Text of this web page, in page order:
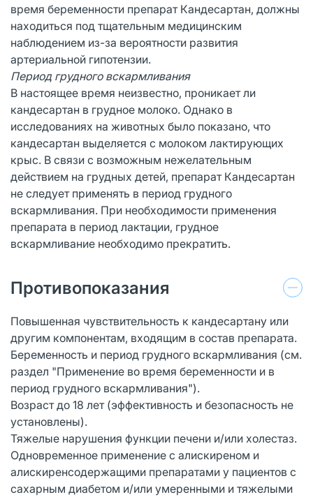
время беременности препарат Кандесартан, должны
находиться под тщательным медицинским
наблюдением из-за вероятности развития
артериальной гипотензии.
Период грудного вскармливания
В настоящее время неизвестно, проникает ли
кандесартан в грудное молоко. Однако в
исследованиях на животных было показано, что
кандесартан выделяется с молоком лактирующих
крыс. В связи с возможным нежелательным
действием на грудных детей, препарат Кандесартан
не следует применять в период грудного
вскармливания. При необходимости применения
препарата в период лактации, грудное
вскармливание необходимо прекратить.
Противопоказания
Повышенная чувствительность к кандесартану или
другим компонентам, входящим в состав препарата.
Беременность и период грудного вскармливания (см.
раздел "Применение во время беременности и в
период грудного вскармливания").
Возраст до 18 лет (эффективность и безопасность не
установлены).
Тяжелые нарушения функции печени и/или холестаз.
Одновременное применение с алискиреном и
алискиренсодержащими препаратами у пациентов с
сахарным диабетом и/или умеренными и тяжелыми